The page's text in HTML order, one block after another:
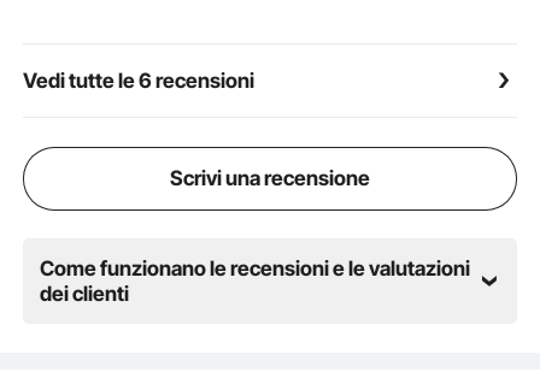
facilmente con vari stili di arredamento, aggiungendo
Vedi tutte le 6 recensioni
Scrivi una recensione
Come funzionano le recensioni e le valutazioni
dei clienti